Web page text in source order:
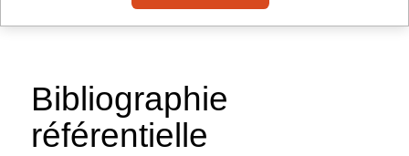
Bibliographie
référentielle